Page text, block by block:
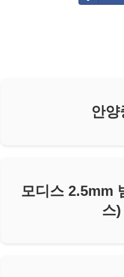
안양
모디스 2.5mm
스